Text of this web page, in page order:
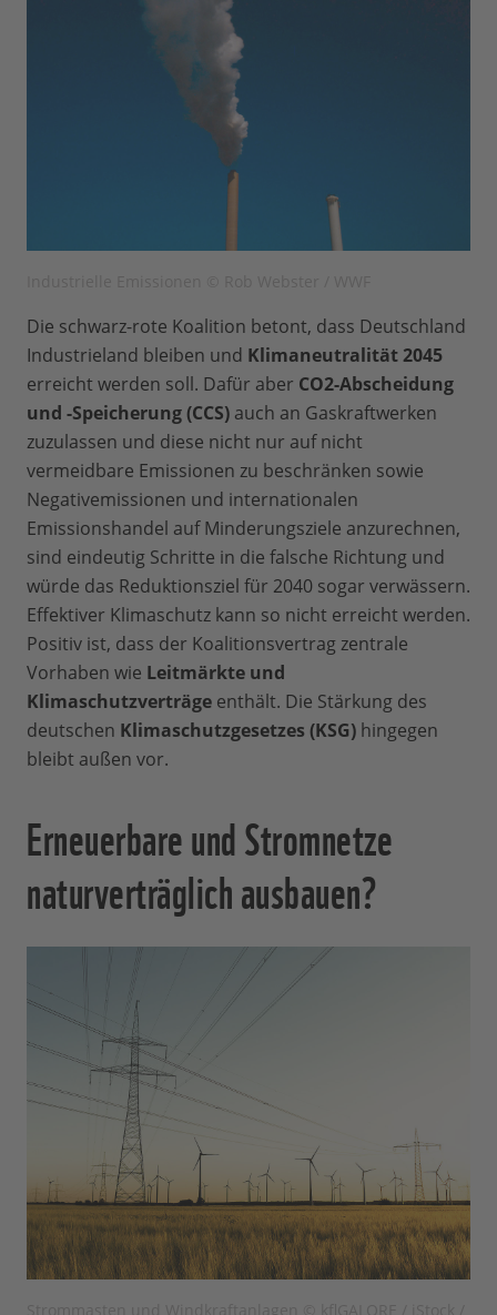
Die schwarz-rote Koalition betont, dass Deutschland
Industrieland bleiben und Klimaneutralität 2045
erreicht werden soll. Dafür aber CO2-Abscheidung
und -Speicherung (CCS) auch an Gaskraftwerken
zuzulassen und diese nicht nur auf nicht
vermeidbare Emissionen zu beschränken sowie
Negativemissionen und internationalen
Emissionshandel auf Minderungsziele anzurechnen,
sind eindeutig Schritte in die falsche Richtung und
würde das Reduktionsziel für 2040 sogar verwässern.
Effektiver Klimaschutz kann so nicht erreicht werden.
Positiv ist, dass der Koalitionsvertrag zentrale
Vorhaben wie Leitmärkte und
Klimaschutzverträge enthält. Die Stärkung des
deutschen Klimaschutzgesetzes (KSG) hingegen
bleibt außen vor.
Erneuerbare und Stromnetze
naturverträglich ausbauen?